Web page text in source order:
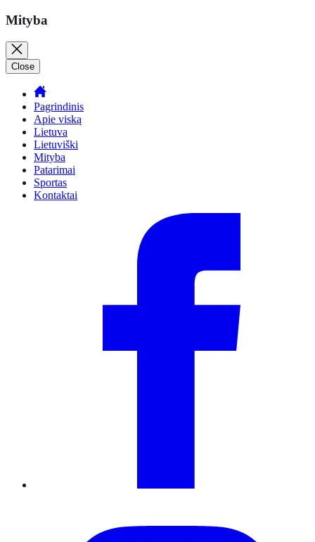
Mityba
Close
Pagrindinis
Apie viską
Lietuva
Lietuviški
Mityba
Patarimai
Sportas
Kontaktai